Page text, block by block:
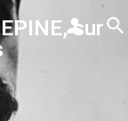
sur